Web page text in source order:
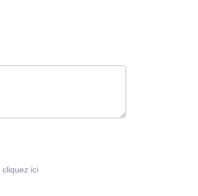
cliquez ici